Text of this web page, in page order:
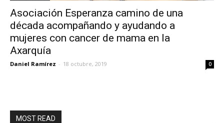
Asociación Esperanza camino de una
década acompañando y ayudando a
mujeres con cancer de mama en la
Axarquía
Daniel Ramírez - 18 octubre, 2019 0
MOST READ